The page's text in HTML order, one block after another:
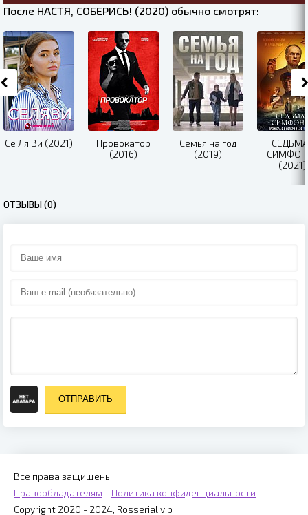
После НАСТЯ, СОБЕРИСЬ! (2020) обычно смотрят:
Се Ля Ви (2021)
Провокатор
(2016)
Семья на год
(2019)
(2021)
ОТЗЫВЫ (0)
ОТПРАВИТЬ
Все права защищены.
Правообладателям
Политика конфиденциальности
Copyright 2020 - 2024, Rosserial.vip